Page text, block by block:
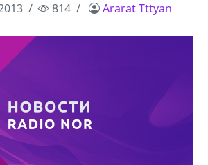
814 Ararat Tttyan